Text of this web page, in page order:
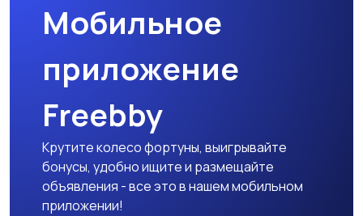
Медицина Начало карьеры
Образование и наука
Мобильное
приложение
Freebby
Крутите колесо фортуны, выигрывайте
бонусы, удобно ищите и размещайте
объявления - все это в нашем мобильном
приложении!